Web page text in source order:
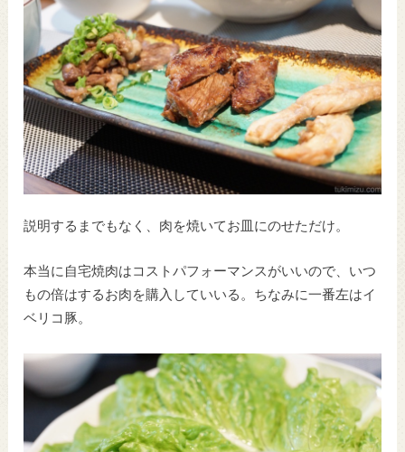
説明するまでもなく、肉を焼いてお皿にのせただけ。
本当に自宅焼肉はコストパフォーマンスがいいので、いつ
もの倍はするお肉を購入していいる。ちなみに一番左はイ
ベリコ豚。